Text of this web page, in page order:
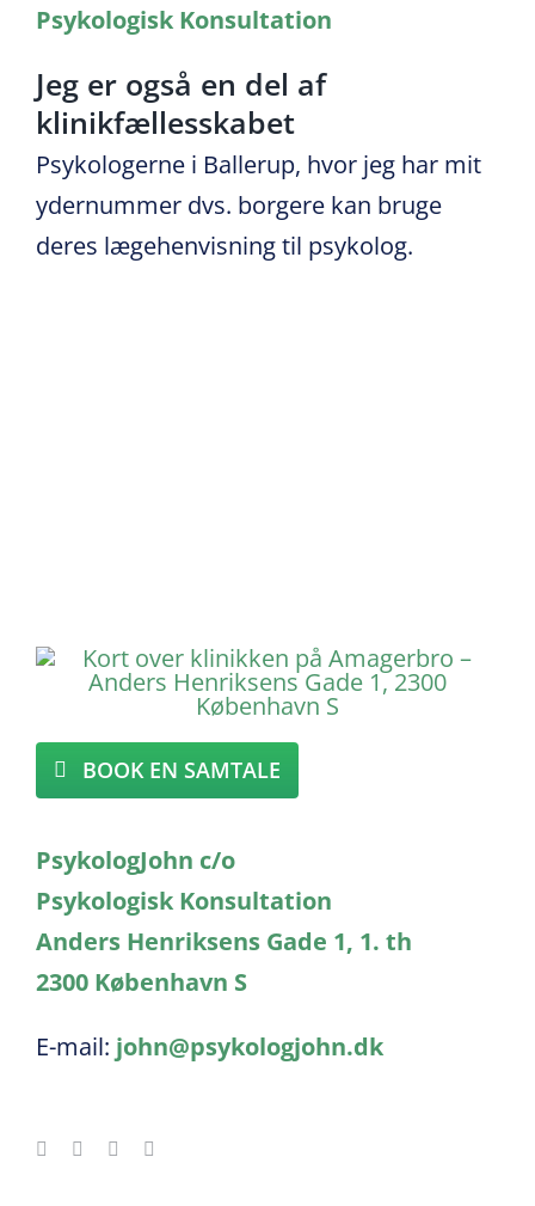
Psykologisk Konsultation
Jeg er også en del af
klinikfællesskabet
Psykologerne i Ballerup, hvor jeg har mit
ydernummer dvs. borgere kan bruge
deres lægehenvisning til psykolog.
BOOK EN SAMTALE
PsykologJohn c/o
Psykologisk Konsultation
Anders Henriksens Gade 1, 1. th
2300 København S
E-mail: john@psykologjohn.dk